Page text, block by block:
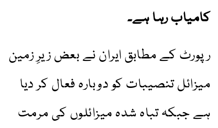
کامیاب رہا ہے۔
رپورٹ کے مطابق ایران نے بعض زیرِ زمین
میزائل تنصیبات کو دوبارہ فعال کر دیا
ہے جبکہ تباہ شدہ میزائلوں کی مرمت